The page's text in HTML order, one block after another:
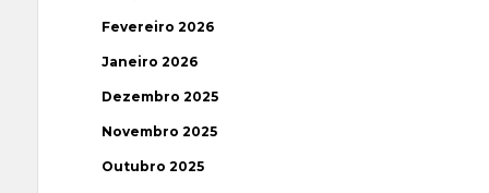
Fevereiro 2026
Janeiro 2026
Dezembro 2025
Novembro 2025
Outubro 2025